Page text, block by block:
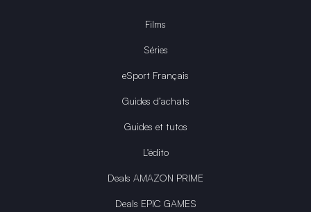
Films
Séries
eSport Français
Guides d’achats
Guides et tutos
L'édito
Deals AMAZON PRIME
Deals EPIC GAMES